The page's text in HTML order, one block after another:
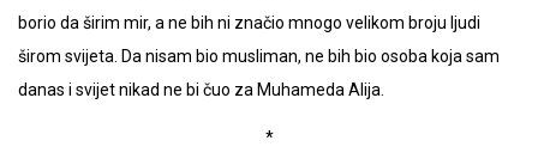
borio da širim mir, a ne bih ni značio mnogo velikom broju ljudi
širom svijeta. Da nisam bio musliman, ne bih bio osoba koja sam
danas i svijet nikad ne bi čuo za Muhameda Alija.
*